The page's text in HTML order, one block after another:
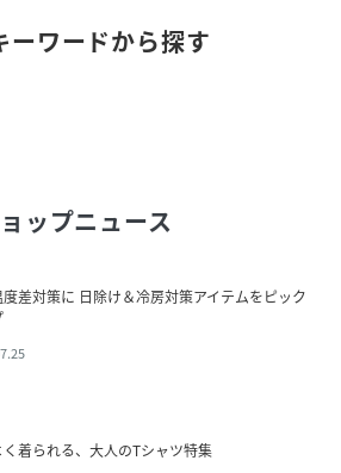
ーワードから探す
ップニュース
差対策に 日除け＆冷房対策アイテムをピック
着られる、大人のTシャツ特集